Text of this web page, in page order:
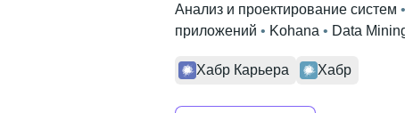
Анализ и проектирование систем •
приложений • Kohana • Data
Хабр Карьера Хабр